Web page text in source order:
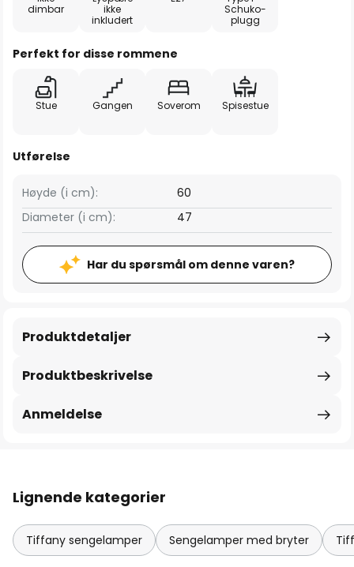
dimbar
ikke
inkludert
Schuko-
plugg
Perfekt for disse rommene
Stue Gangen Soverom Spisestue
Utførelse
Høyde (i cm):
60
Diameter (i cm):
47
Har du spørsmål om denne varen?
Produktbeskrivelse
Produktdetaljer
Anmeldelse
Lignende kategorier
Tiffany sengelamper Sengelamper med bryter